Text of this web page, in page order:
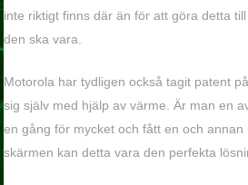
inte riktigt finns där än för att göra detta
den ska vara.
Motorola har tydligen också tagit patent
sig själv med hjälp av värme. Är man en
en gång för mycket och fått en och annan
skärmen kan detta vara den perfekta